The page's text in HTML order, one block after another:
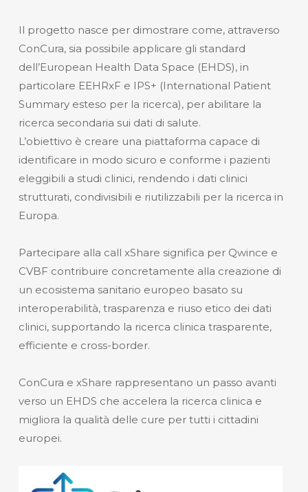
Il progetto nasce per dimostrare come, attraverso
ConCura, sia possibile applicare gli standard
dell’European Health Data Space (EHDS), in
particolare EEHRxF e IPS+ (International Patient
Summary esteso per la ricerca), per abilitare la
ricerca secondaria sui dati di salute.
L’obiettivo è creare una piattaforma capace di
identificare in modo sicuro e conforme i pazienti
eleggibili a studi clinici, rendendo i dati clinici
strutturati, condivisibili e riutilizzabili per la ricerca in
Europa.
Partecipare alla call xShare significa per Qwince e
CVBF contribuire concretamente alla creazione di
un ecosistema sanitario europeo basato su
interoperabilità, trasparenza e riuso etico dei dati
clinici, supportando la ricerca clinica trasparente,
efficiente e cross-border.
ConCura e xShare rappresentano un passo avanti
verso un EHDS che accelera la ricerca clinica e
migliora la qualità delle cure per tutti i cittadini
europei.